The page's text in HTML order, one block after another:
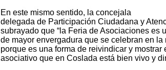
En este mismo sentido, la concejala
delegada de Participación Ciudadana y
subrayado que “la Feria de Asociaciones es
de mayor envergadura que se celebran en
porque es una forma de reivindicar y
asociativo que en Coslada está bien vivo y